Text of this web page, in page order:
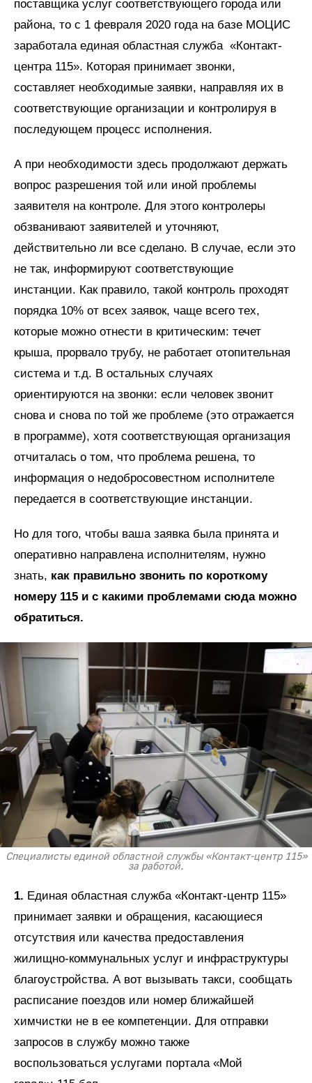
поставщика услуг соответствующего города или
района, то с 1 февраля 2020 года на базе МОЦИС
заработала единая областная служба «Контакт-
центра 115». Которая принимает звонки,
составляет необходимые заявки, направляя их в
соответствующие организации и контролируя в
последующем процесс исполнения.
А при необходимости здесь продолжают держать
вопрос разрешения той или иной проблемы
заявителя на контроле. Для этого контролеры
обзванивают заявителей и уточняют,
действительно ли все сделано. В случае, если это
не так, информируют соответствующие
инстанции. Как правило, такой контроль проходят
порядка 10% от всех заявок, чаще всего тех,
которые можно отнести в критическим: течет
крыша, прорвало трубу, не работает отопительная
система и т.д. В остальных случаях
ориентируются на звонки: если человек звонит
снова и снова по той же проблеме (это отражается
в программе), хотя соответствующая организация
отчиталась о том, что проблема решена, то
информация о недобросовестном исполнителе
передается в соответствующие инстанции.
Но для того, чтобы ваша заявка была принята и
оперативно направлена исполнителям, нужно
знать, как правильно звонить по короткому
номеру 115 и с какими проблемами сюда можно
обратиться.
Специалисты единой областной службы «Контакт-центр 115»
за работой.
1. Единая областная служба «Контакт-центр 115»
принимает заявки и обращения, касающиеся
отсутствия или качества предоставления
жилищно-коммунальных услуг и инфраструктуры
благоустройства. А вот вызывать такси, сообщать
расписание поездов или номер ближайшей
химчистки не в ее компетенции. Для отправки
запросов в службу можно также
воспользоваться услугами портала «Мой